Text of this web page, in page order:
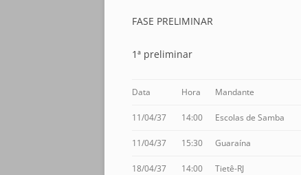
FASE PRELIMINAR
1ª preliminar
Data Hora Mandante
11/04/37 14:00 Escolas de Samba
11/04/37 15:30 Guaraína
18/04/37 14:00 Tietê-RJ